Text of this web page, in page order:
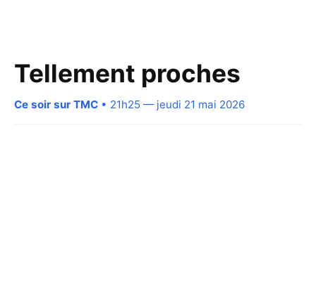
Tellement proches
Ce soir sur TMC • 21h25 — jeudi 21 mai 2026